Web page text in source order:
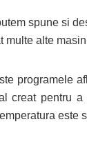
spune si
multe alte
programele
creat pentru
este